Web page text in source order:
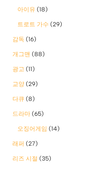
아이유 (18)
트로트 가수 (29)
감독 (16)
개그맨 (88)
광고 (11)
교양 (29)
다큐 (8)
드라마 (65)
오징어게임 (14)
래퍼 (27)
리즈 시절 (35)